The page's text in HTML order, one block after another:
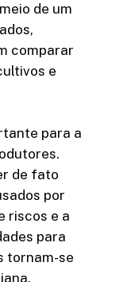
de um
comparar
e
para a
de fato
por
riscos e a
para
tornam-se